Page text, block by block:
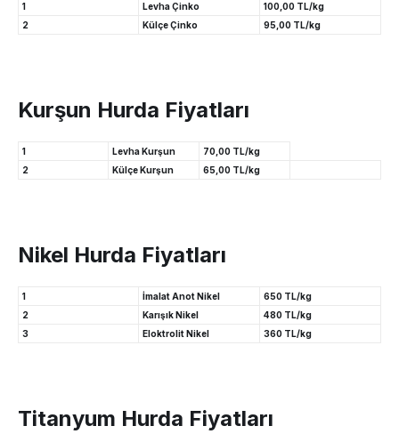
1 Levha Çinko
100,00 TL/kg
2
Külçe Çinko 95,00 TL/kg
Kurşun Hurda Fiyatları
1 Levha Kurşun
70,00 TL/kg
2
Külçe Kurşun 65,00 TL/kg
Nikel Hurda Fiyatları
1 İmalat Anot Nikel
650 TL/kg
2
Karışık Nikel
480 TL/kg
3
Eloktrolit Nikel 360 TL/kg
Titanyum Hurda Fiyatları